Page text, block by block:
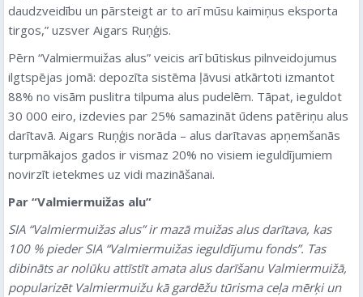
daudzveidību un pārsteigt ar to arī mūsu kaimiņus eksporta
tirgos,” uzsver Aigars Ruņģis.
Pērn “Valmiermuižas alus” veicis arī būtiskus pilnveidojumus
ilgtspējas jomā: depozīta sistēma ļāvusi atkārtoti izmantot
88% no visām puslitra tilpuma alus pudelēm. Tāpat, ieguldot
30 000 eiro, izdevies par 25% samazināt ūdens patēriņu alus
darītavā. Aigars Ruņģis norāda – alus darītavas apņemšanās
turpmākajos gados ir vismaz 20% no visiem ieguldījumiem
novirzīt ietekmes uz vidi mazināšanai.
Par “Valmiermuižas alu”
SIA “Valmiermuižas alus” ir mazā muižas alus darītava, kas
100 % pieder SIA “Valmiermuižas ieguldījumu fonds”. Tas
dibināts ar nolūku attīstīt amata alus darīšanu Valmiermuižā,
popularizēt Valmiermuižu kā gardēžu tūrisma ceļa mērķi un